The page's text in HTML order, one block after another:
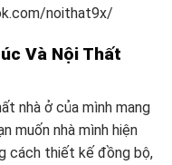
noithat9x/
Và Nội Thất
nhà ở của mình mang
muốn nhà mình hiện
cách thiết kế đồng bộ,